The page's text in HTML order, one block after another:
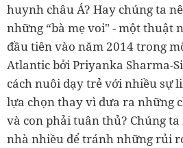
huynh châu Á? Hay chúng ta
những “bà mẹ voi" - một thuật
đầu tiên vào năm 2014 trong
Atlantic bởi Priyanka Sharma-
cách nuôi dạy trẻ với nhiều sự
lựa chọn thay vì đưa ra những
và con phải tuân thủ? Chúng
nhà nhiều để tránh những rủi